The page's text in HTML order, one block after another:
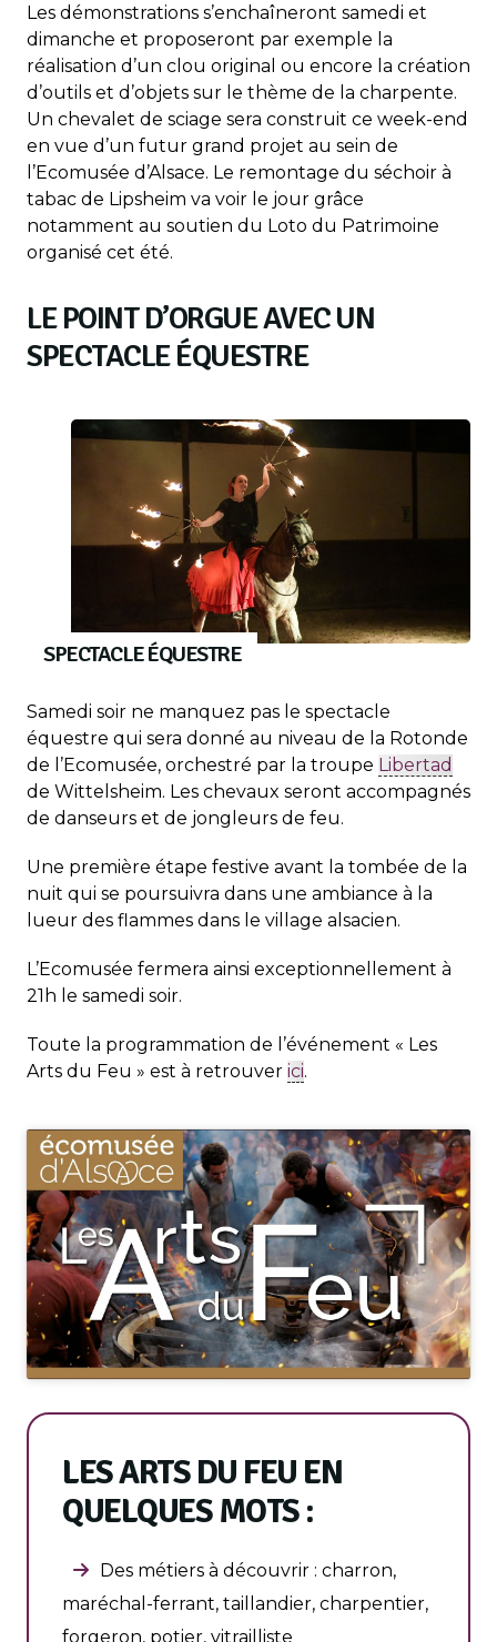
Les démonstrations s’enchaîneront samedi et
dimanche et proposeront par exemple la
réalisation d’un clou original ou encore la création
d’outils et d’objets sur le thème de la charpente.
Un chevalet de sciage sera construit ce week-end
en vue d’un futur grand projet au sein de
l’Ecomusée d’Alsace. Le remontage du séchoir à
tabac de Lipsheim va voir le jour grâce
notamment au soutien du Loto du Patrimoine
organisé cet été.
LE POINT D’ORGUE AVEC UN
SPECTACLE ÉQUESTRE
SPECTACLE ÉQUESTRE
Samedi soir ne manquez pas le spectacle
équestre qui sera donné au niveau de la Rotonde
de l’Ecomusée, orchestré par la troupe Libertad
de Wittelsheim. Les chevaux seront accompagnés
de danseurs et de jongleurs de feu.
Une première étape festive avant la tombée de la
nuit qui se poursuivra dans une ambiance à la
lueur des flammes dans le village alsacien.
L’Ecomusée fermera ainsi exceptionnellement à
21h le samedi soir.
Toute la programmation de l’événement « Les
Arts du Feu » est à retrouver ici.
LES ARTS DU FEU EN
QUELQUES MOTS :
Des métiers à découvrir : charron,
maréchal-ferrant, taillandier, charpentier,
forgeron, potier, vitrailliste